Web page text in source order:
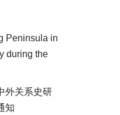
Peninsula in
during the
外关系史研
知